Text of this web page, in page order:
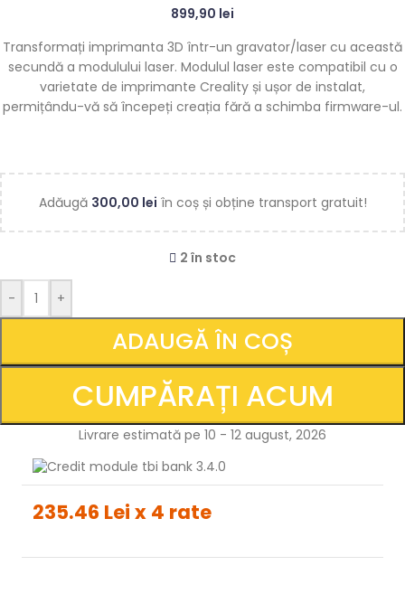
899,90 lei
Transformați imprimanta 3D într-un gravator/laser cu această
secundă a modulului laser. Modulul laser este compatibil cu o
varietate de imprimante Creality și ușor de instalat,
permițându-vă să începeți creația fără a schimba firmware-ul.
Adăugă 300,00 lei în coș și obține transport gratuit!
2 în stoc
- +
ADAUGĂ ÎN COȘ
CUMPĂRAȚI ACUM
Livrare estimată pe 10 - 12 august, 2026
235.46 Lei x 4 rate